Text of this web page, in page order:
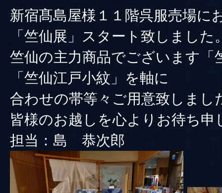
新宿髙島屋様１１階呉服売場に
「竺仙展」スタート致しました
竺仙の主力商品でございます「
「竺仙江戸小紋」を軸に
合わせの帯等々ご用意致しまし
皆様のお越しを心よりお待ち申
担当：島 恭次郎